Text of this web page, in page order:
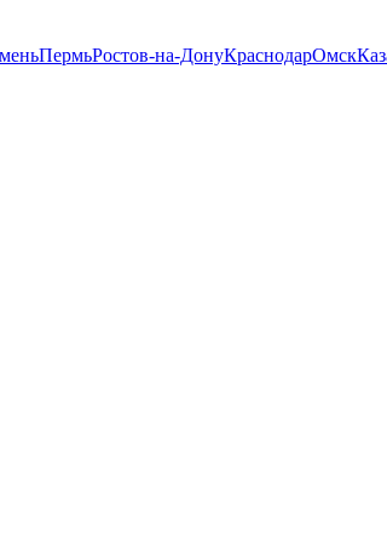
ПермьРостов-на-ДонуКраснодарОмск